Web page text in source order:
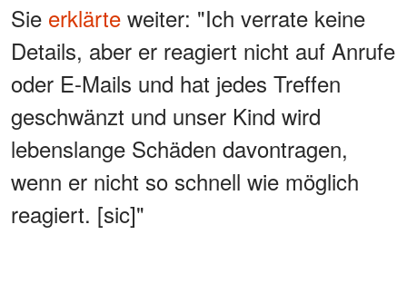
Sie erklärte weiter: "Ich verrate keine
Details, aber er reagiert nicht auf Anrufe
oder E-Mails und hat jedes Treffen
geschwänzt und unser Kind wird
lebenslange Schäden davontragen,
wenn er nicht so schnell wie möglich
reagiert. [sic]"